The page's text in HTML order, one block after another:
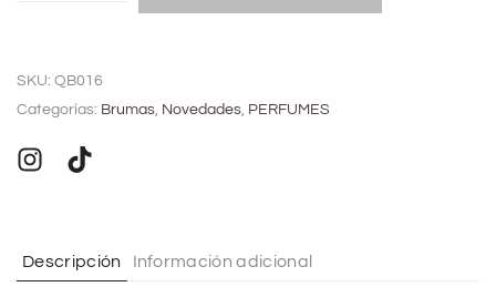
t
r
i
SKU: QB016
Categorías: Brumas, Novedades, PERFUMES
Descripción Información adicional